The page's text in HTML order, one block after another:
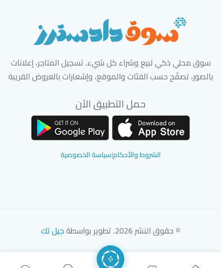
سوق محلي ذكي لبيع وشراء كل شيء. تسجيل المتاجر، إعلانات
بالصور، تصفّح حسب الفئات والموقع، وإشعارات بالعروض القريبة
حمل التطبيق الآن
الشروط والأحكام|سياسة الخصوصية
© حقوق النشر 2026. تطوير بواسطة جيل تك